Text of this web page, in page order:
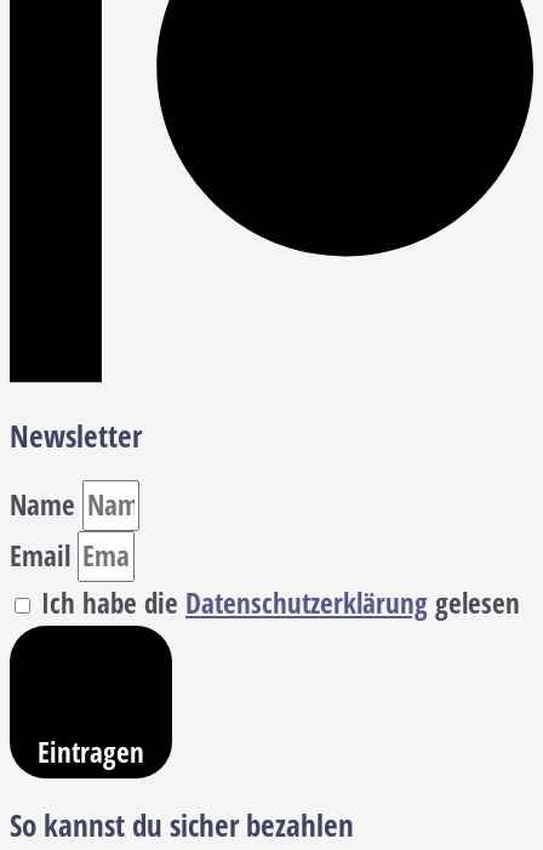
Newsletter
Name
Email
Ich habe die Datenschutzerklärunggelesen
Eintragen
So kannst du sicher bezahlen